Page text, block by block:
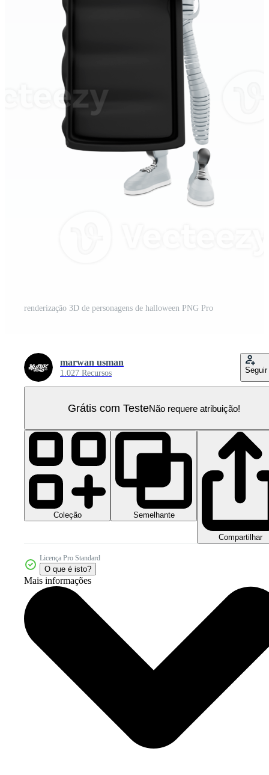
renderização 3D de personagens de halloween PNG Pro
marwan usman
1.027 Recursos Seguir
Grátis com TesteNão requere atribuição!
Coleção Semelhante
Compartilhar
Licença Pro Standard
O que é isto?
Mais informações